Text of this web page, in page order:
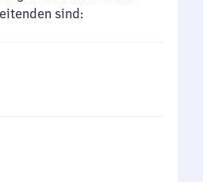
sind: